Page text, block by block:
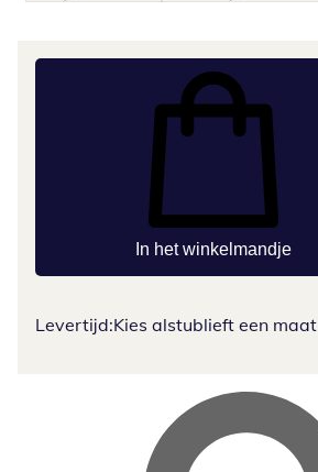
In het winkelmandje
Levertijd:Kies alstublieft een maat